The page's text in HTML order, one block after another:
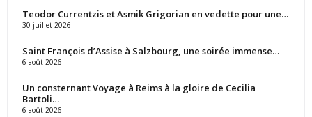
Teodor Currentzis et Asmik Grigorian en vedette pour une…
30 juillet 2026
Saint François d’Assise à Salzbourg, une soirée immense…
6 août 2026
Un consternant Voyage à Reims à la gloire de Cecilia
Bartoli…
6 août 2026